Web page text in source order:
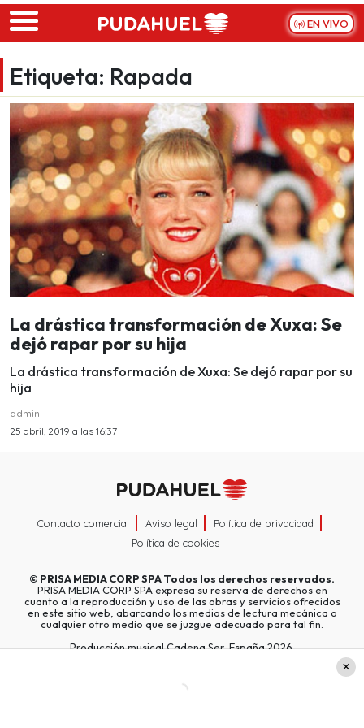
Skip to main content
EN VIVO
Etiqueta: Rapada
La drástica transformación de Xuxa: Se
dejó rapar por su hija
La drástica transformación de Xuxa: Se dejó rapar por su
hija
admin
25 abril, 2019 a las 16:37
Contacto comercial Aviso legal
Política de privacidad
Política de cookies
© PRISA MEDIA CORP SPATodos los derechos reservados.
PRISA MEDIA CORP SPA expresa su reserva de derechos en
cuanto a la reproducción y uso de las obras y servicios ofrecidos
en este sitio web, abarcando los medios de lectura mecánica o
cualquier otro medio que se juzgue adecuado para tal fin.
Producción musical Cadena Ser, España 2026.